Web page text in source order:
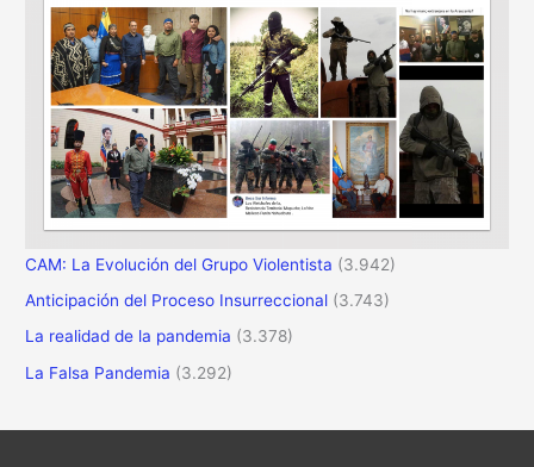
CAM: La Evolución del Grupo Violentista (3.942)
Anticipación del Proceso Insurreccional (3.743)
La realidad de la pandemia (3.378)
La Falsa Pandemia (3.292)